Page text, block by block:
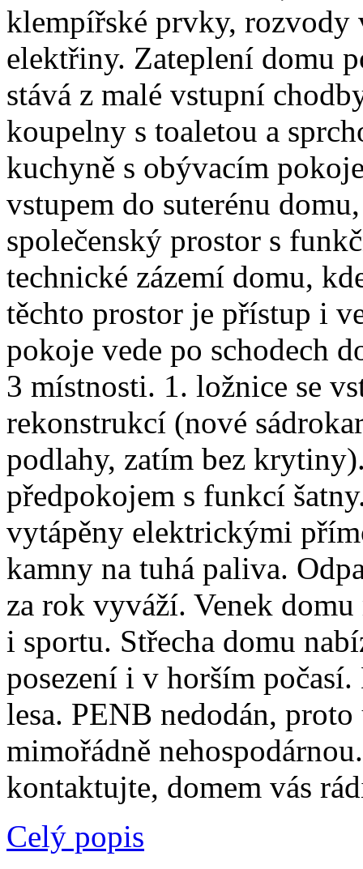
klempířské prvky, rozvody
elektřiny. Zateplení domu
stává z malé vstupní
koupelny s toaletou a
kuchyně s obývacím
vstupem do suterénu
společenský prostor s
technické zázemí domu,
těchto prostor je přístup i
pokoje vede po schodech
3 místnosti. 1. ložnice se
rekonstrukcí (nové
podlahy, zatím bez
předpokojem s funkcí
vytápěny elektrickými
kamny na tuhá paliva.
za rok vyváží. Venek
i sportu. Střecha domu
posezení i v horším
lesa. PENB nedodán,
mimořádně
kontaktujte, domem vás
Celý popis